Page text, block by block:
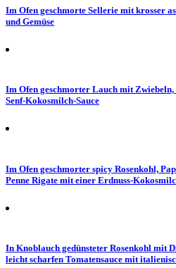
Im Ofen geschmorte Sellerie mit krosser
und Gemüse
Im Ofen geschmorter Lauch mit
Senf-Kokosmilch-Sauce
Im Ofen geschmorter spicy Rosenkohl,
Penne Rigate mit einer Erdnuss-
In Knoblauch gedünsteter Rosenkohl mit
leicht scharfen Tomatensauce mit